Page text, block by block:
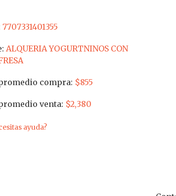
7707331401355
ALQUERIA YOGURTNINOS CON
compra: $855
venta: $2,380
ayuda?